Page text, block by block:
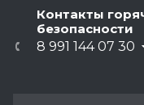
Контакты
безопасности
8 991 144 07 30